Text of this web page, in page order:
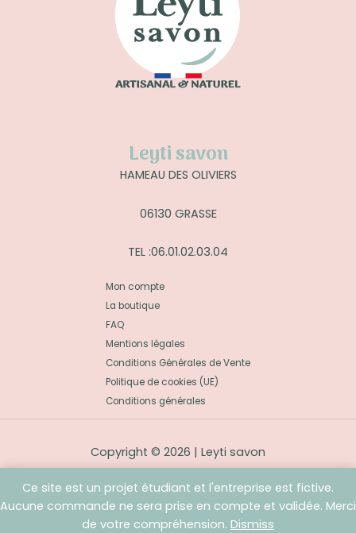
Leyti savon
HAMEAU DES OLIVIERS
06130 GRASSE
TEL :06.01.02.03.04
Mon compte
La boutique
FAQ
Mentions légales
Conditions Générales de Vente
Politique de cookies (UE)
Conditions générales
Copyright © 2026 | Leyti savon
Ce site est un projet étudiant et l'entreprise est fictive.
Aucune commande ne sera prise en compte et validée. Merci
de votre compréhension. Dismiss